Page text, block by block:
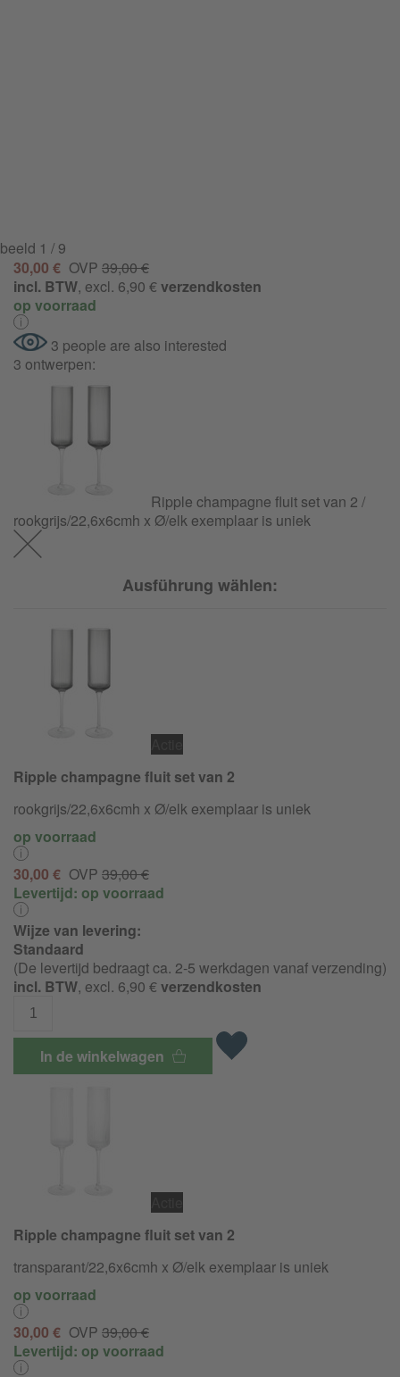
beeld 1 / 9
30,00 € OVP 39,00 €
incl. BTW, excl. 6,90 €verzendkosten
op voorraad
3 people are also interested
3 ontwerpen:
Ripple champagne fluit set van 2 /
rookgrijs/22,6x6cmh x Ø/elk exemplaar is uniek
Ausführung wählen:
Ripple champagne fluit set van 2
rookgrijs/22,6x6cmh x Ø/elk exemplaar is uniek
op voorraad
30,00 € OVP 39,00 €
Levertijd: op voorraad
Wijze van levering:
Standaard
(De levertijd bedraagt ca. 2-5 werkdagen vanaf verzending)
incl. BTW, excl. 6,90 €verzendkosten
In de winkelwagen
Ripple champagne fluit set van 2
transparant/22,6x6cmh x Ø/elk exemplaar is uniek
op voorraad
30,00 € OVP 39,00 €
Levertijd: op voorraad